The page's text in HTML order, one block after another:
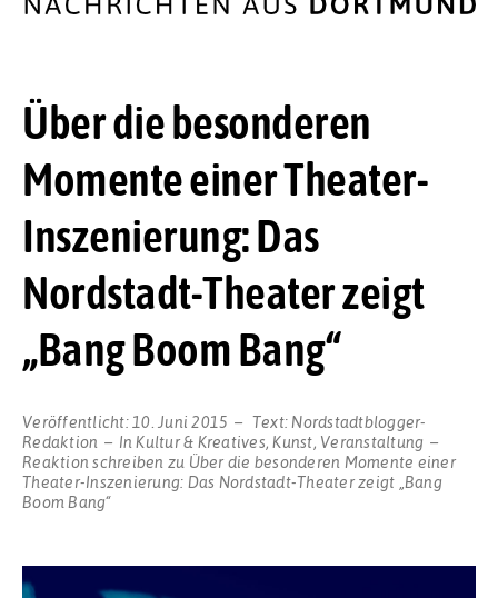
Über die besonderen
Momente einer Theater-
Inszenierung: Das
Nordstadt-Theater zeigt
„Bang Boom Bang“
Veröffentlicht: 10. Juni 2015 Text: Nordstadtblogger-
Redaktion
InKultur & Kreatives,Kunst, Veranstaltung
Reaktion schreiben zu Über die besonderen Momente einer
Theater-Inszenierung: Das Nordstadt-Theater zeigt „Bang
Boom Bang“